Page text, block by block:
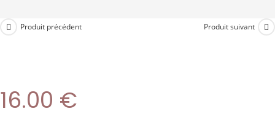
Produit précédent Produit suivant
16.00 €